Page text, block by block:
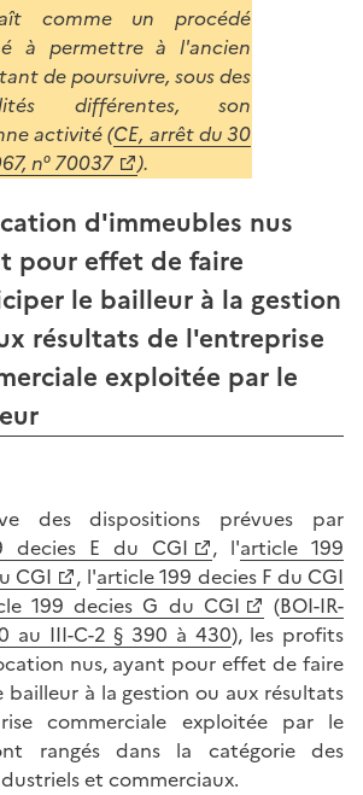
comme un procédé
à permettre à l'ancien
de poursuivre, sous des
différentes, son
activité (CE, arrêt du 30
n° 70037
).
d'immeubles nus
pour effet de faire
le bailleur à la gestion
résultats de l'entreprise
exploitée par le
des dispositions prévues par
decies E du CGI , l'article 199
CGI
, l'article 199 decies F du CGI
199 decies G du CGI (BOI-IR-
au III-C-2 § 390 à 430), les profits
nus, ayant pour effet de faire
à la gestion ou aux résultats
commerciale exploitée par le
rangés dans la catégorie des
et commerciaux.